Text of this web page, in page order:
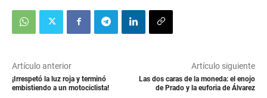
Artículo anterior
¡Irrespetó la luz roja y terminó
embistiendo a un motociclista!
Artículo siguiente
Las dos caras de la moneda: el enojo
de Prado y la euforia de Álvarez